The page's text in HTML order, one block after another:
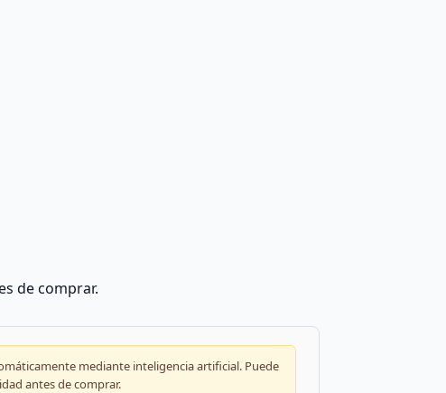
de comprar.
mediante inteligencia artificial. Puede
antes de comprar.